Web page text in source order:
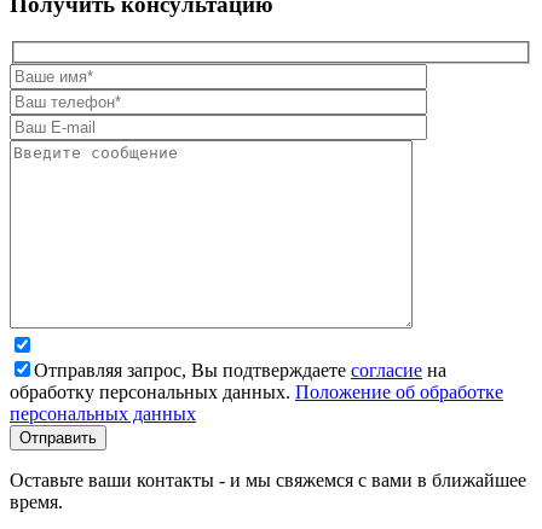
Отправляя запрос, Вы подтверждаете согласие на
обработку персональных данных. Положение об обработке
персональных данных
Оставьте ваши контакты - и мы свяжемся с вами в ближайшее
время.